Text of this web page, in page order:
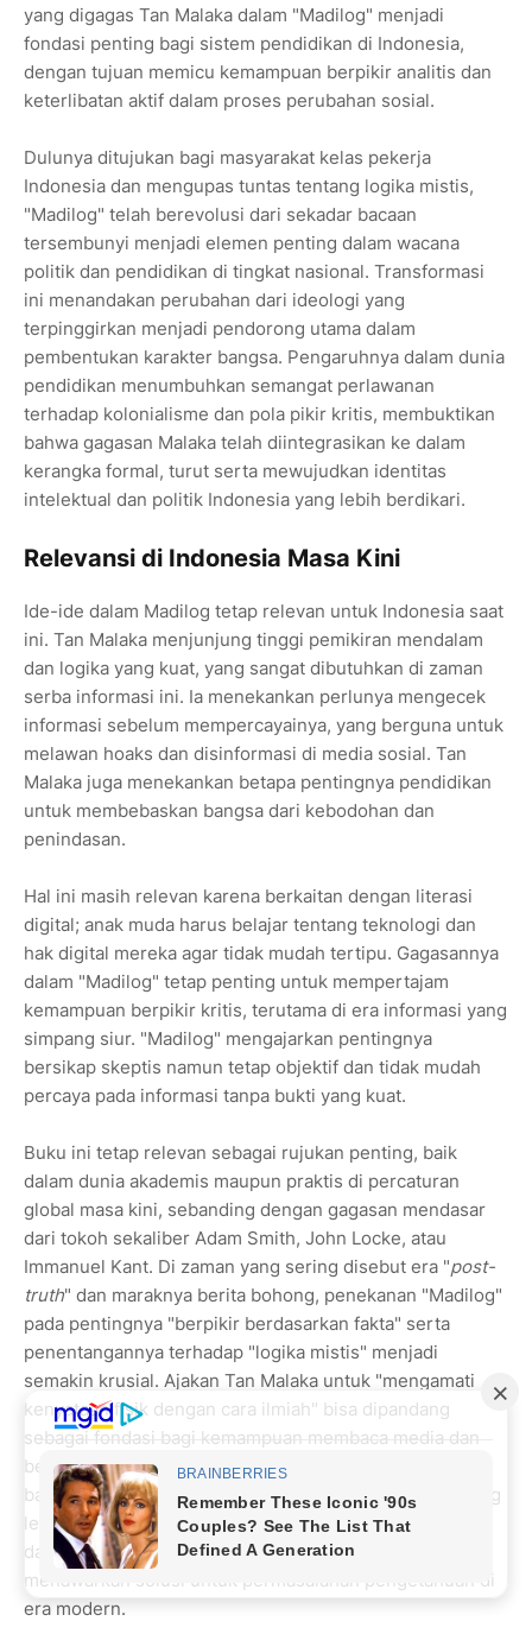
yang digagas Tan Malaka dalam "Madilog" menjadi
fondasi penting bagi sistem pendidikan di Indonesia,
dengan tujuan memicu kemampuan berpikir analitis dan
keterlibatan aktif dalam proses perubahan sosial.
Dulunya ditujukan bagi masyarakat kelas pekerja
Indonesia dan mengupas tuntas tentang logika mistis,
"Madilog" telah berevolusi dari sekadar bacaan
tersembunyi menjadi elemen penting dalam wacana
politik dan pendidikan di tingkat nasional. Transformasi
ini menandakan perubahan dari ideologi yang
terpinggirkan menjadi pendorong utama dalam
pembentukan karakter bangsa. Pengaruhnya dalam dunia
pendidikan menumbuhkan semangat perlawanan
terhadap kolonialisme dan pola pikir kritis, membuktikan
bahwa gagasan Malaka telah diintegrasikan ke dalam
kerangka formal, turut serta mewujudkan identitas
intelektual dan politik Indonesia yang lebih berdikari.
Relevansi di Indonesia Masa Kini
Ide-ide dalam Madilog tetap relevan untuk Indonesia saat
ini. Tan Malaka menjunjung tinggi pemikiran mendalam
dan logika yang kuat, yang sangat dibutuhkan di zaman
serba informasi ini. Ia menekankan perlunya mengecek
informasi sebelum mempercayainya, yang berguna untuk
melawan hoaks dan disinformasi di media sosial. Tan
Malaka juga menekankan betapa pentingnya pendidikan
untuk membebaskan bangsa dari kebodohan dan
penindasan.
Hal ini masih relevan karena berkaitan dengan literasi
digital; anak muda harus belajar tentang teknologi dan
hak digital mereka agar tidak mudah tertipu. Gagasannya
dalam "Madilog" tetap penting untuk mempertajam
kemampuan berpikir kritis, terutama di era informasi yang
simpang siur. "Madilog" mengajarkan pentingnya
bersikap skeptis namun tetap objektif dan tidak mudah
percaya pada informasi tanpa bukti yang kuat.
Buku ini tetap relevan sebagai rujukan penting, baik
dalam dunia akademis maupun praktis di percaturan
global masa kini, sebanding dengan gagasan mendasar
dari tokoh sekaliber Adam Smith, John Locke, atau
Immanuel Kant. Di zaman yang sering disebut era "post-
truth" dan maraknya berita bohong, penekanan "Madilog"
pada pentingnya "berpikir berdasarkan fakta" serta
penentangannya terhadap "logika mistis" menjadi
semakin krusial. Ajakan Tan Malaka untuk "mengamati
kenyataan fisik dengan cara ilmiah" bisa dipandang
sebagai fondasi bagi kemampuan membaca media dan
berpikir kritis, yang sangat dibutuhkan di tengah
banjirnya informasi. Hal ini memperlihatkan dampak yang
lebih besar, yaitu bagaimana sebuah filosofi yang lahir
dari perjuangan meraih kemerdekaan mampu
menawarkan solusi untuk permasalahan pengetahuan di
era modern.